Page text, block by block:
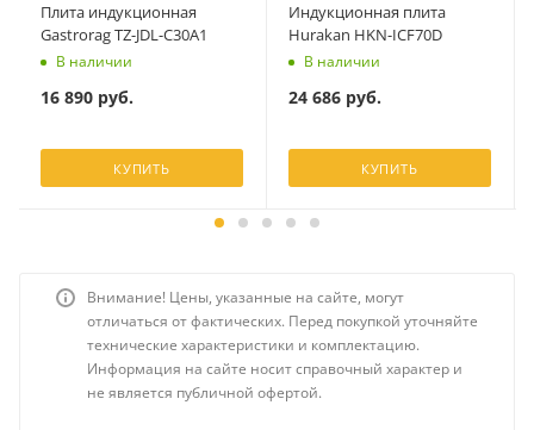
Плита индукционная
Gastrorag TZ-JDL-C30A1
В наличии
16 890руб.
КУПИТЬ
Индукционная плита
Hurakan HKN-ICF70D
В наличии
24 686руб.
КУПИТЬ
Внимание! Цены, указанные на сайте, могут
отличаться от фактических. Перед покупкой уточняйте
технические характеристики и комплектацию.
Информация на сайте носит справочный характер и
не является публичной офертой.